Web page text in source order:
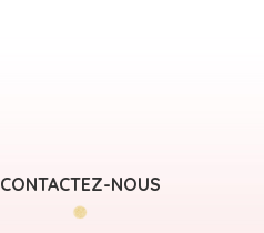
CONTACTEZ-NOUS